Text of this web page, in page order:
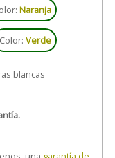
Naranja
Color: Verde